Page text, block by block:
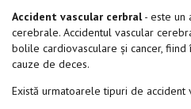
Accident vascular cerbral- este un
cerebrale. Accidentul vascular
bolile cardiovasculare și cancer,
cauze de deces.
Există urmatoarele tipuri de accident